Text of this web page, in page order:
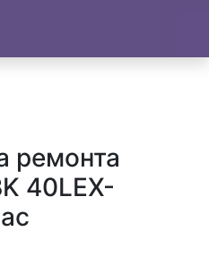
ремонта
40LEX-